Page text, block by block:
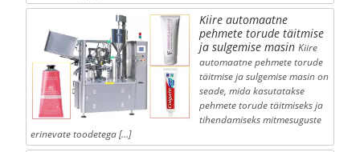
Kiire automaatne
pehmete torude täitmise
ja sulgemise masin Kiire
automaatne pehmete torude
täitmise ja sulgemise masin on
seade, mida kasutatakse
pehmete torude täitmiseks ja
tihendamiseks mitmesuguste
erinevate toodetega […]